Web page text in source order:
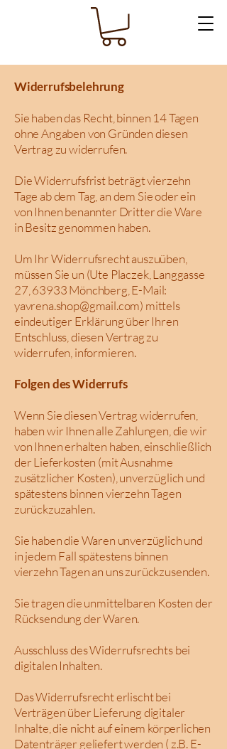
Widerrufsbelehrung
Sie haben das Recht, binnen 14 Tagen
ohne Angaben von Gründen diesen
Vertrag zu widerrufen.
Die Widerrufsfrist beträgt vierzehn
Tage ab dem Tag, an dem Sie oder ein
von Ihnen benannter Dritter die Ware
in Besitz genommen haben.
Um Ihr Widerrufsrecht auszuüben,
müssen Sie un (Ute Placzek, Langgasse
27, 63933 Mönchberg, E-Mail:
yavrena.shop@gmail.com) mittels
eindeutiger Erklärung über Ihren
Entschluss, diesen Vertrag zu
widerrufen, informieren.
Folgen des Widerrufs
Wenn Sie diesen Vertrag widerrufen,
haben wir Ihnen alle Zahlungen, die wir
von Ihnen erhalten haben, einschließlich
der Lieferkosten (mit Ausnahme
zusätzlicher Kosten), unverzüglich und
spätestens binnen vierzehn Tagen
zurückzuzahlen.
Sie haben die Waren unverzüglich und
in jedem Fall spätestens binnen
vierzehn Tagen an uns zurückzusenden.
Sie tragen die unmittelbaren Kosten der
Rücksendung der Waren.
Ausschluss des Widerrufsrechts bei
digitalen Inhalten.
Das Widerrufsrecht erlischt bei
Verträgen über Lieferung digitaler
Inhalte, die nicht auf einem körperlichen
Datenträger geliefert werden ( z.B. E-